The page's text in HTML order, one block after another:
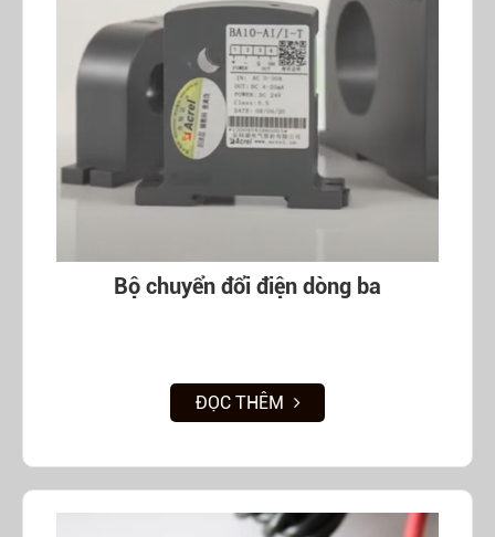
Bộ chuyển đổi điện dòng ba
ĐỌC THÊM